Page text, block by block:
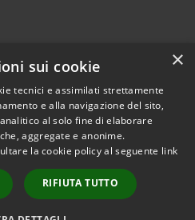
Copyright © 2026 • Comune di
Santo Stefano di Cadore •
Powered byMunicipium
Accesso redazione
×
sui cookie
tecnici e assimilati strettamente
e alla navigazione del sito,
al solo fine di elaborare
aggregate e anonime.
la cookie policy al seguente link
RIFIUTA TUTTO